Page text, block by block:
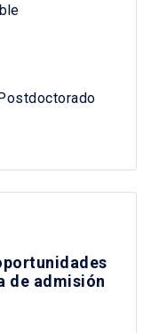
de admisión